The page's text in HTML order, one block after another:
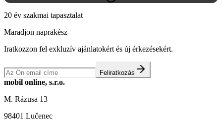
20 év szakmai tapasztalat
Maradjon naprakész
Iratkozzon fel exkluzív ajánlatokért és új érkezésekért.
Feliratkozás
mobil online, s.r.o.
M. Rázusa 13
98401 Lučenec